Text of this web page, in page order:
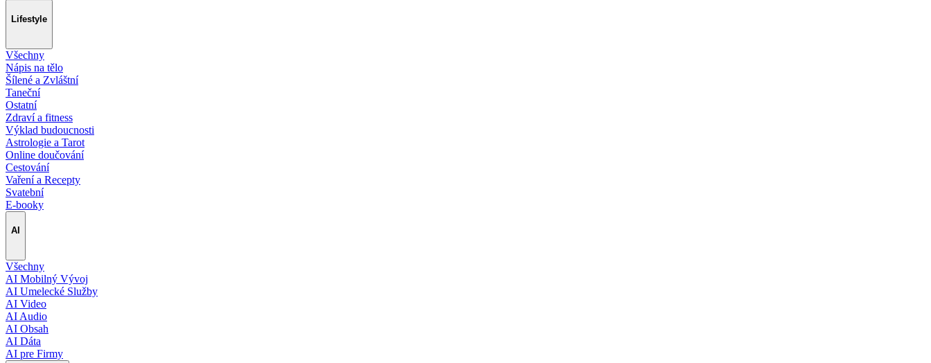
Lifestyle
Všechny
Nápis na tělo
Šílené a Zvláštní
Taneční
Ostatní
Zdraví a fitness
Výklad budoucnosti
Astrologie a Tarot
Online doučování
Cestování
Vaření a Recepty
Svatební
E-booky
AI
Všechny
AI Mobilný Vývoj
AI Umelecké Služby
AI Video
AI Audio
AI Obsah
AI Dáta
AI pre Firmy